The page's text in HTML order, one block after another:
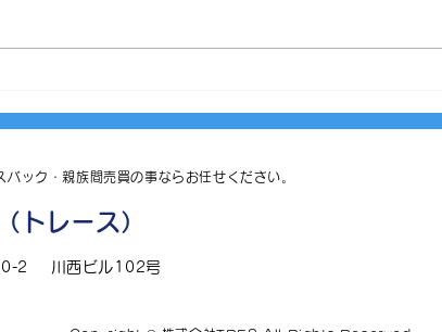
ック・親族間売買の事ならお任せください。
トレース）
2 ​ 川西ビル102号